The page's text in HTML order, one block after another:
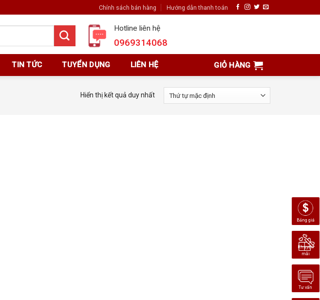
Chính sách bán hàng Hướng dẫn thanh toán
Hotline liên hệ
0969314068
TIN TỨC TUYỂN DỤNG LIÊN HỆ GIỎ HÀNG
Hiển thị kết quả duy nhất
Bảng giá
Khuyến
mãi
Tư vấn